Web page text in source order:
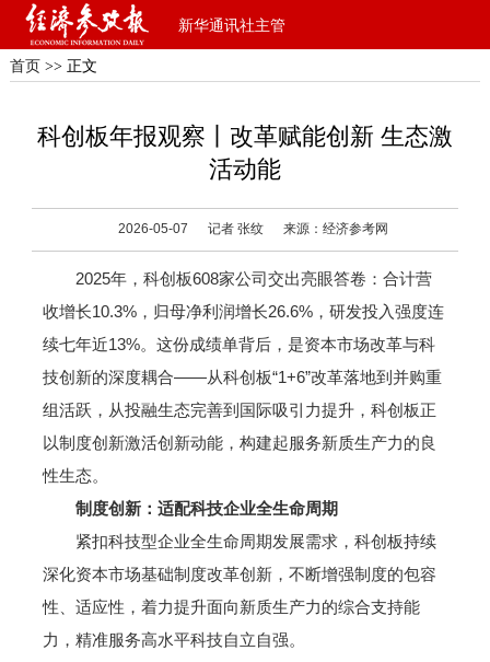
新华通讯社主管
首页 >> 正文
科创板年报观察丨改革赋能创新 生态激
活动能
2026-05-07 记者 张纹 来源：经济参考网
2025年，科创板608家公司交出亮眼答卷：合计营
收增长10.3%，归母净利润增长26.6%，研发投入强度连
续七年近13%。这份成绩单背后，是资本市场改革与科
技创新的深度耦合——从科创板“1+6”改革落地到并购重
组活跃，从投融生态完善到国际吸引力提升，科创板正
以制度创新激活创新动能，构建起服务新质生产力的良
性生态。
制度创新：适配科技企业全生命周期
紧扣科技型企业全生命周期发展需求，科创板持续
深化资本市场基础制度改革创新，不断增强制度的包容
性、适应性，着力提升面向新质生产力的综合支持能
力，精准服务高水平科技自立自强。